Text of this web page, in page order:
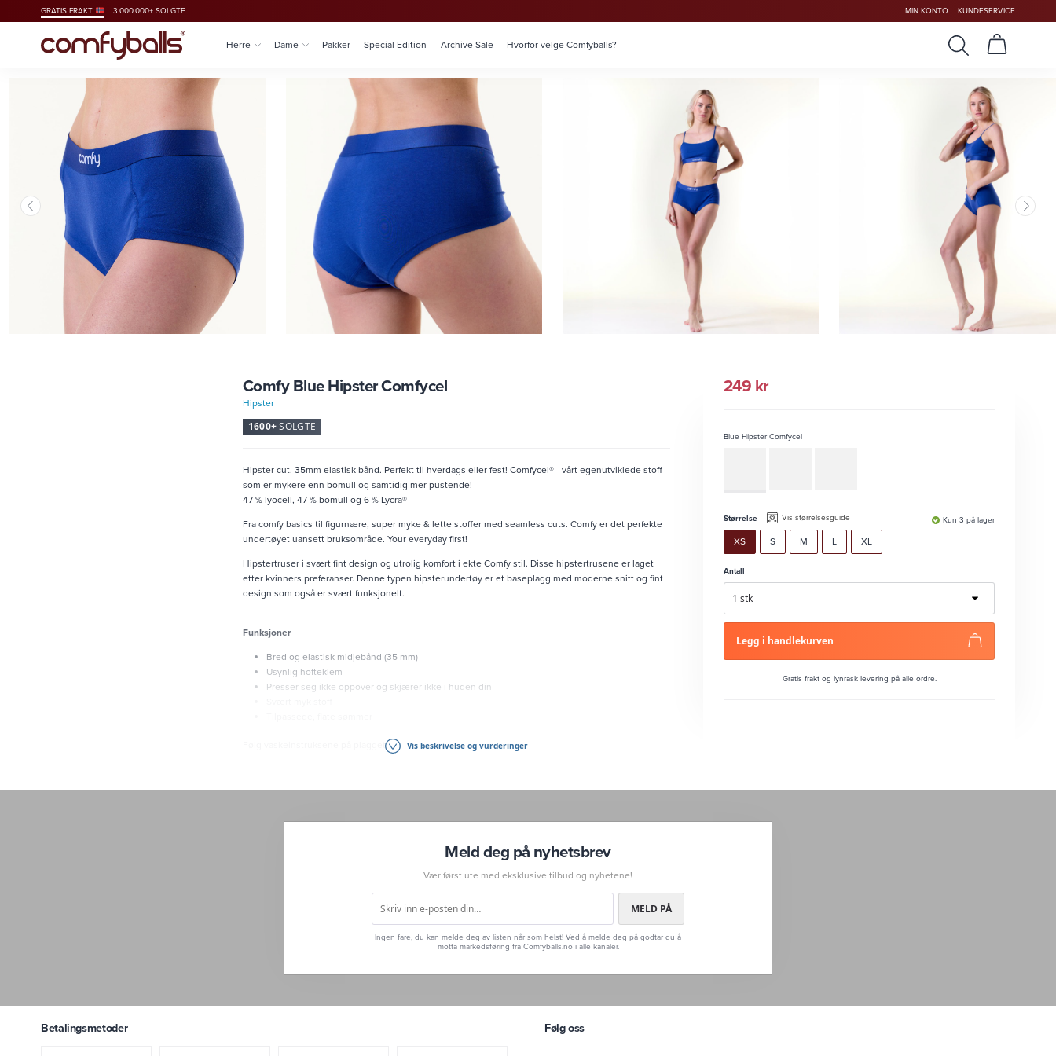
GRATIS FRAKT 3.000.000+ SOLGTE MIN KONTO KUNDESERVICE
Herre Dame Pakker Special Edition Archive Sale Hvorfor velge Comfyballs?
Comfy Blue Hipster Comfycel
Hipster
1600+SOLGTE
249 kr
Blue Hipster Comfycel
Vis størrelsesguide
Størrelse
XS S M L XL
Kun 3 på lager
Antall
Legg i handlekurven
Gratis frakt og lynrask levering på alle ordre.
Hipster cut. 35mm elastisk bånd. Perfekt til hverdags eller fest! Comfycel® - vårt egenutviklede stoff
som er mykere enn bomull og samtidig mer pustende!
47 % lyocell, 47 % bomull og 6 % Lycra®
Fra comfy basics til figurnære, super myke & lette stoffer med seamless cuts. Comfy er det perfekte
undertøyet uansett bruksområde. Your everyday first!
Hipstertruser i svært fint design og utrolig komfort i ekte Comfy stil. Disse hipstertrusene er laget
etter kvinners preferanser. Denne typen hipsterundertøy er et baseplagg med moderne snitt og fint
design som også er svært funksjonelt.
Funksjoner
Bred og elastisk midjebånd (35 mm)
Usynlig hofteklem
Presser seg ikke oppover og skjærer ikke i huden din
Følg vaskeinstruksene på plagget.
Kan betale med Vipps eller Klarna
Vi benytter kun fibre av høyeste kvalitet for maksimal komfort og holdbarhet. Utrolig mykt,
fuktighetstransporterende waistband med godt vertikalt hold sørger for en elastikk i verdensklasse.
kroppsnært snitt og gjør produkter like komfortable på innsiden som de er fine på utsiden. Alle
Comfy er designet for maksimal komfort og bevegelsesfrihet. Alle undertøyene er Oeko-Tex
sertifisert. I tillegg klimanøytraliserer vi alle Comfy i samarbeid med ClimatePartner GmbH. Det betyr
utligner vi nå gjennom deltakelse i to karbonutligningsprosjekter.
Vis beskrivelse og vurderinger
Meld deg på nyhetsbrev
Vær først ute med eksklusive tilbud og nyhetene!
MELD PÅ
Ingen fare, du kan melde deg av listen når som helst! Ved å melde deg på godtar du å
motta markedsføring fra Comfyballs.no i alle kanaler.
Betalingsmetoder Følg oss